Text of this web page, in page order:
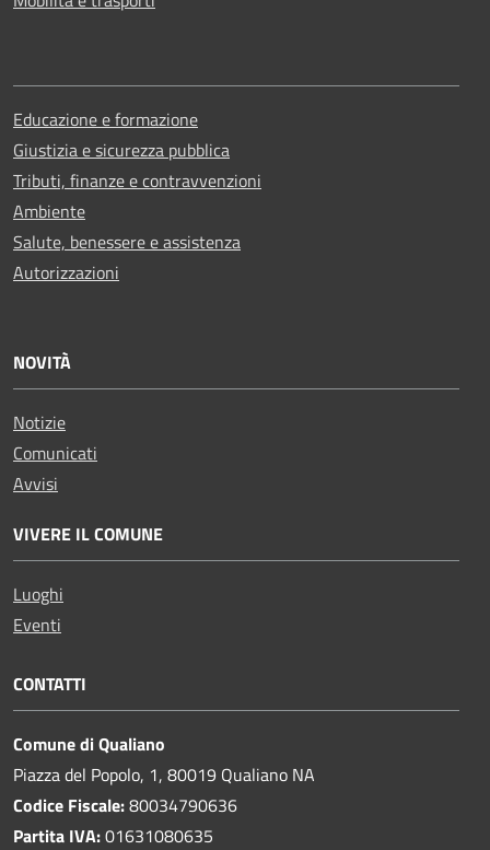
Educazione e formazione
Giustizia e sicurezza pubblica
Tributi, finanze e contravvenzioni
Ambiente
Salute, benessere e assistenza
Autorizzazioni
NOVITÀ
Notizie
Comunicati
Avvisi
VIVERE IL COMUNE
Luoghi
Eventi
CONTATTI
Comune di Qualiano
Piazza del Popolo, 1, 80019 Qualiano NA
Codice Fiscale:80034790636
Partita IVA:01631080635